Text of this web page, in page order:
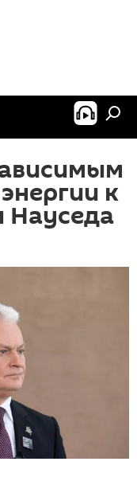
к
Науседа